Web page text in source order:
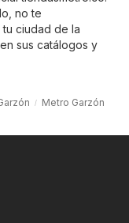
no te
ciudad de la
sus catálogos y
Metro Garzón